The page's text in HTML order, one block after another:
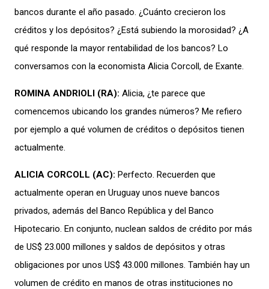
bancos durante el año pasado. ¿Cuánto crecieron los
créditos y los depósitos? ¿Está subiendo la morosidad? ¿A
qué responde la mayor rentabilidad de los bancos? Lo
conversamos con la economista Alicia Corcoll, de Exante.
ROMINA ANDRIOLI (RA): Alicia, ¿te parece que
comencemos ubicando los grandes números? Me refiero
por ejemplo a qué volumen de créditos o depósitos tienen
actualmente.
ALICIA CORCOLL (AC): Perfecto. Recuerden que
actualmente operan en Uruguay unos nueve bancos
privados, además del Banco República y del Banco
Hipotecario. En conjunto, nuclean saldos de crédito por más
de US$ 23.000 millones y saldos de depósitos y otras
obligaciones por unos US$ 43.000 millones. También hay un
volumen de crédito en manos de otras instituciones no